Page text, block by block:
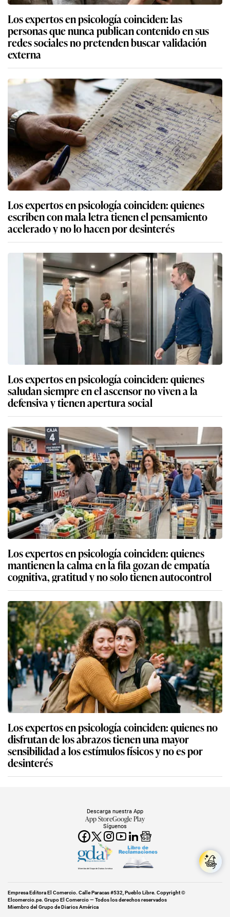
Los expertos en psicología coinciden: las
personas que nunca publican contenido en sus
redes sociales no pretenden buscar validación
externa
Los expertos en psicología coinciden: quienes
escriben con mala letra tienen el pensamiento
acelerado y no lo hacen por desinterés
Los expertos en psicología coinciden: quienes
saludan siempre en el ascensor no viven a la
defensiva y tienen apertura social
Los expertos en psicología coinciden: quienes
mantienen la calma en la fila gozan de empatía
cognitiva, gratitud y no solo tienen autocontrol
Los expertos en psicología coinciden: quienes no
disfrutan de los abrazos tienen una mayor
sensibilidad a los estímulos físicos y no es por
desinterés
Síguenos
Descarga nuestra App
App StoreGoogle Play
Miembro del Grupo de Diarios América
Empresa Editora El Comercio. Calle Paracas #532, Pueblo Libre. Copyright ©
Elcomercio.pe. Grupo El Comercio — Todos los derechos reservados
Miembro del Grupo de Diarios América